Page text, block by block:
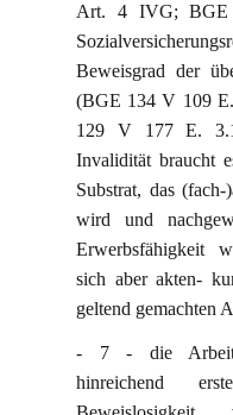
Art. 4 IVG;
Beweisgrad der
(BGE 134 V 109
129 V 177 E.
Invalidität braucht
Substrat, das (fach-
wird und
Erwerbsfähigkeit
sich aber akten-
geltend gemachten
- 7 - die
hinreichend